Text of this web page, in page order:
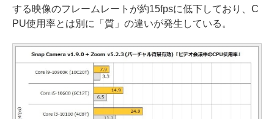
する映像のフレームレートが約15fpsに低下しており、C
PU使用率とは別に「質」の違いが発生している。